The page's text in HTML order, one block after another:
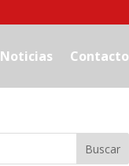
Noticias Contacto
Buscar